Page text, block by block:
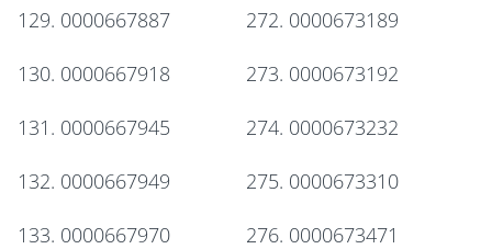
129. 0000667887
130. 0000667918
131. 0000667945
132. 0000667949
133. 0000667970
272. 0000673189
273. 0000673192
274. 0000673232
275. 0000673310
276. 0000673471